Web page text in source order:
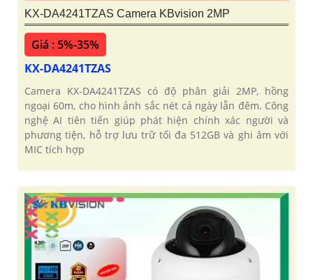
KX-DA4241TZAS Camera KBvision 2MP
Giá : 5%-35%
KX-DA4241TZAS
Camera KX-DA4241TZAS có độ phân giải 2MP, hồng
ngoại 60m, cho hình ảnh sắc nét cả ngày lẫn đêm. Công
nghệ AI tiên tiến giúp phát hiện chính xác người và
phương tiện, hỗ trợ lưu trữ tối đa 512GB và ghi âm với
MIC tích hợp